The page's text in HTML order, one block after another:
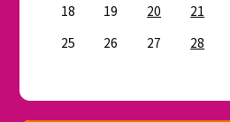
18
19 20 21
25
26 27 28